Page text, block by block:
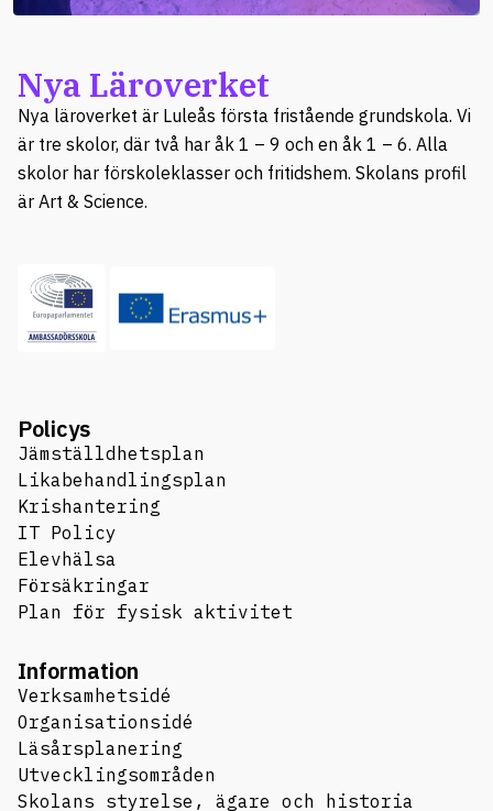
Nya Läroverket
Nya läroverket är Luleås första fristående grundskola. Vi
är tre skolor, där två har åk 1 – 9 och en åk 1 – 6. Alla
skolor har förskoleklasser och fritidshem. Skolans profil
är Art & Science.
Policys
Jämställdhetsplan
Likabehandlingsplan
Krishantering
IT Policy
Elevhälsa
Försäkringar
Plan för fysisk aktivitet
Information
Verksamhetsidé
Organisationsidé
Läsårsplanering
Utvecklingsområden
Skolans styrelse, ägare och historia